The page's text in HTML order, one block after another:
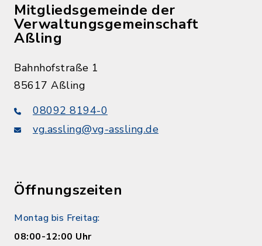
Mitgliedsgemeinde der
Verwaltungsgemeinschaft
Aßling
Bahnhofstraße 1
85617 Aßling
08092 8194-0
vg.assling@vg-assling.de
Öffnungszeiten
Montag bis Freitag:
08:00-12:00 Uhr